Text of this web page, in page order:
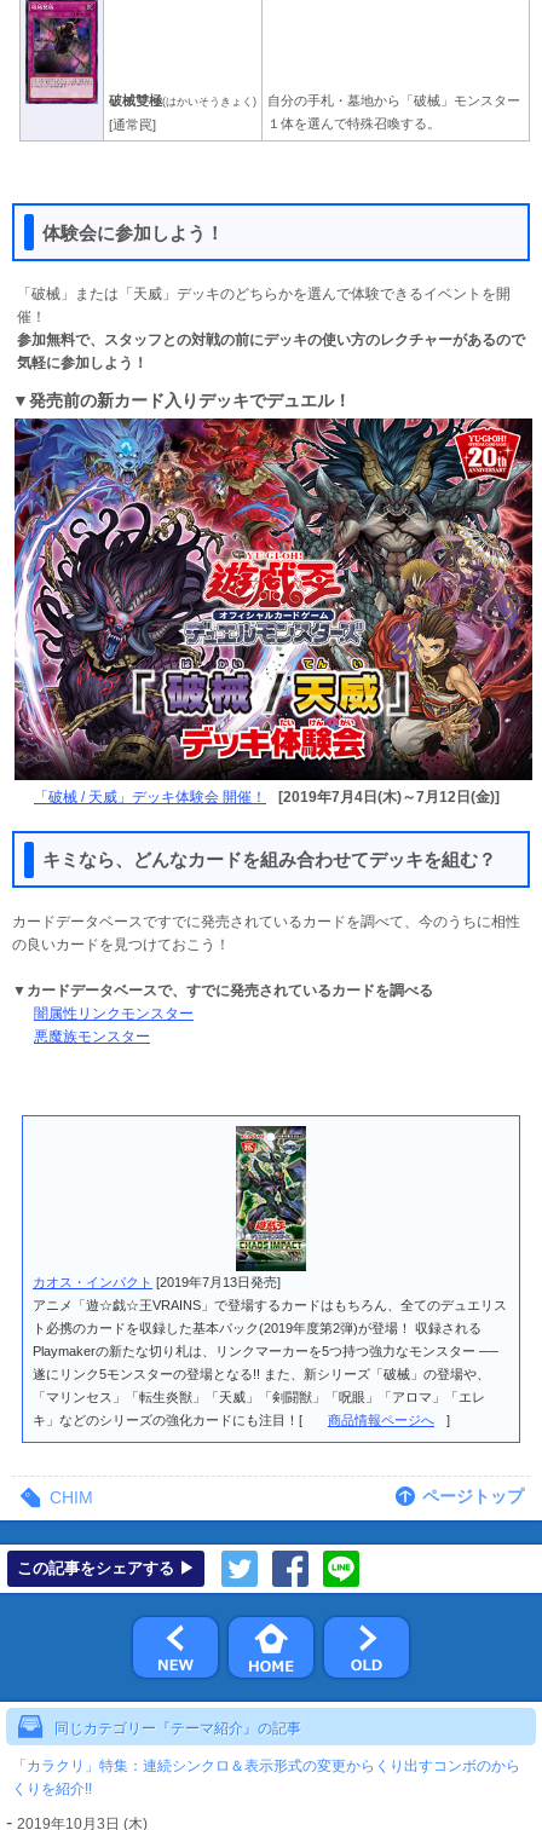
破械雙極(はかいそうきょく)
[通常罠]
自分の手札・墓地から「破械」モンスター
１体を選んで特殊召喚する。
体験会に参加しよう！
「破械」または「天威」デッキのどちらかを選んで体験できるイベントを開
催！
参加無料で、スタッフとの対戦の前にデッキの使い方のレクチャーがあるので
気軽に参加しよう！
▼発売前の新カード入りデッキでデュエル！
「破械 / 天威」デッキ体験会 開催！ [2019年7月4日(木)～7月12日(金)]
キミなら、どんなカードを組み合わせてデッキを組む？
カードデータベースですでに発売されているカードを調べて、今のうちに相性
の良いカードを見つけておこう！
▼カードデータベースで、すでに発売されているカードを調べる
闇属性リンクモンスター
悪魔族モンスター
カオス・インパクト [2019年7月13日発売]
アニメ「遊☆戯☆王VRAINS」で登場するカードはもちろん、全てのデュエリス
ト必携のカードを収録した基本パック(2019年度第2弾)が登場！ 収録される
Playmakerの新たな切り札は、リンクマーカーを5つ持つ強力なモンスター ──
遂にリンク5モンスターの登場となる!! また、新シリーズ「破械」の登場や、
「マリンセス」「転生炎獣」「天威」「剣闘獣」「呪眼」「アロマ」「エレ
キ」などのシリーズの強化カードにも注目！
商品情報ページへ
CHIM ページトップ
この記事をシェアする ▶
同じカテゴリー『テーマ紹介』の記事
「カラクリ」特集：連続シンクロ＆表示形式の変更からくり出すコンボのから
くりを紹介!!
- 2019年10月3日 (木)